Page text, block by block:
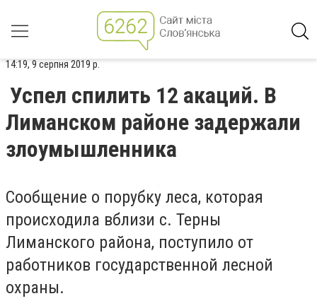
14:19, 9 серпня 2019 р.
Успел спилить 12 акаций. В
Лиманском районе задержали
злоумышленника
Сообщение о порубку леса, которая
происходила вблизи с. Терны
Лиманского района, поступило от
работников государственной лесной
охраны.